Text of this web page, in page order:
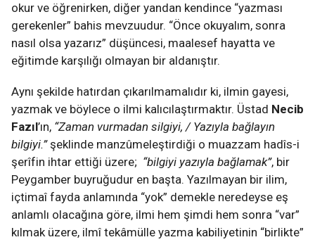
okur ve öğrenirken, diğer yandan kendince “yazması
gerekenler” bahis mevzuudur. “Önce okuyalım, sonra
nasıl olsa yazarız” düşüncesi, maalesef hayatta ve
eğitimde karşılığı olmayan bir aldanıştır.
Aynı şekilde hatırdan çıkarılmamalıdır ki, ilmin gayesi,
yazmak ve böylece o ilmi kalıcılaştırmaktır. Üstad Necib
Fazıl’ın, “Zaman vurmadan silgiyi, / Yazıyla bağlayın
bilgiyi.”şeklinde manzûmeleştirdiği o muazzam hadîs-i
şerîfin ihtar ettiği üzere; “bilgiyi yazıyla bağlamak”, bir
Peygamber buyruğudur en başta. Yazılmayan bir ilim,
içtimaî fayda anlamında “yok” demekle neredeyse eş
anlamlı olacağına göre, ilmi hem şimdi hem sonra “var”
kılmak üzere, ilmî tekâmülle yazma kabiliyetinin “birlikte”